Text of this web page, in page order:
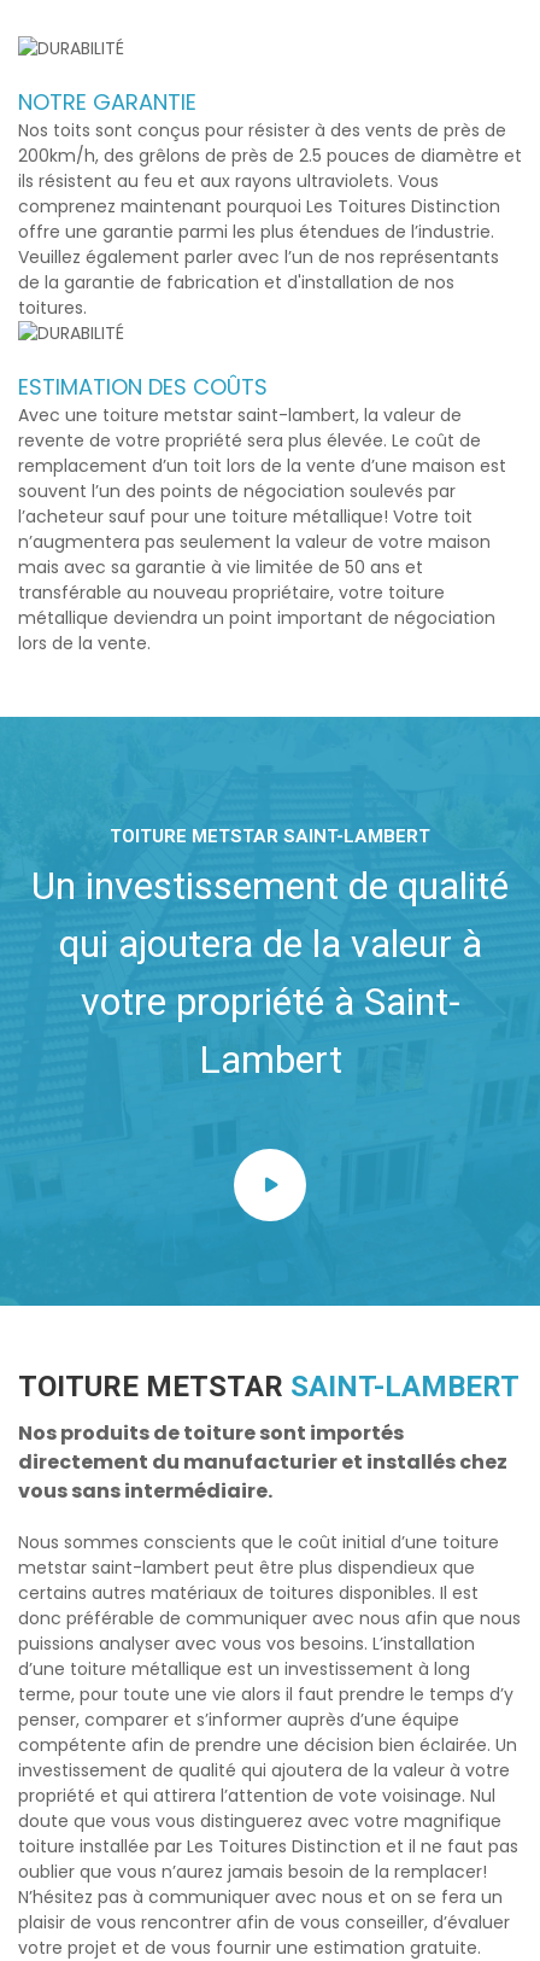
NOTRE GARANTIE
Nos toits sont conçus pour résister à des vents de près de
200km/h, des grêlons de près de 2.5 pouces de diamètre et
ils résistent au feu et aux rayons ultraviolets. Vous
comprenez maintenant pourquoi Les Toitures Distinction
offre une garantie parmi les plus étendues de l’industrie.
Veuillez également parler avec l’un de nos représentants
de la garantie de fabrication et d'installation de nos
toitures.
ESTIMATION DES COÛTS
Avec une toiture metstar saint-lambert, la valeur de
revente de votre propriété sera plus élevée. Le coût de
remplacement d’un toit lors de la vente d’une maison est
souvent l’un des points de négociation soulevés par
l’acheteur sauf pour une toiture métallique! Votre toit
n’augmentera pas seulement la valeur de votre maison
mais avec sa garantie à vie limitée de 50 ans et
transférable au nouveau propriétaire, votre toiture
métallique deviendra un point important de négociation
lors de la vente.
TOITURE METSTAR SAINT-LAMBERT
Un investissement de qualité
qui ajoutera de la valeur à
votre propriété à Saint-
Lambert
TOITURE METSTAR SAINT-LAMBERT
Nos produits de toiture sont importés
directement du manufacturier et installés chez
vous sans intermédiaire.
Nous sommes conscients que le coût initial d’une toiture
metstar saint-lambert peut être plus dispendieux que
certains autres matériaux de toitures disponibles. Il est
donc préférable de communiquer avec nous afin que nous
puissions analyser avec vous vos besoins. L’installation
d’une toiture métallique est un investissement à long
terme, pour toute une vie alors il faut prendre le temps d’y
penser, comparer et s’informer auprès d’une équipe
compétente afin de prendre une décision bien éclairée. Un
investissement de qualité qui ajoutera de la valeur à votre
propriété et qui attirera l’attention de vote voisinage. Nul
doute que vous vous distinguerez avec votre magnifique
toiture installée par Les Toitures Distinction et il ne faut pas
oublier que vous n’aurez jamais besoin de la remplacer!
N’hésitez pas à communiquer avec nous et on se fera un
plaisir de vous rencontrer afin de vous conseiller, d’évaluer
votre projet et de vous fournir une estimation gratuite.